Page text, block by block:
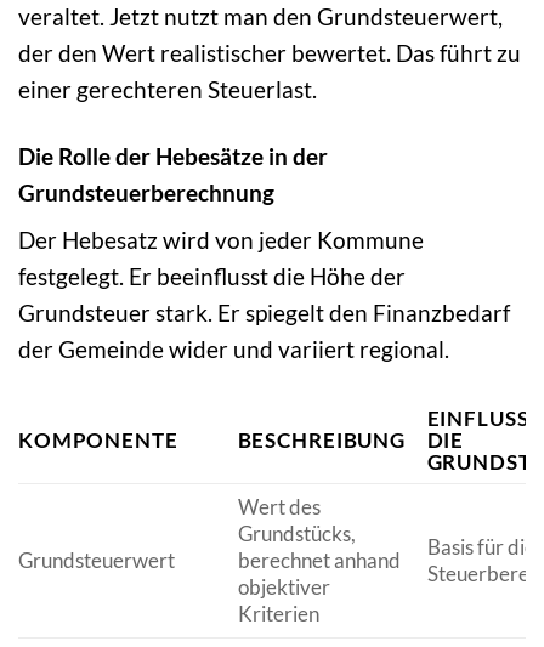
veraltet. Jetzt nutzt man den Grundsteuerwert,
der den Wert realistischer bewertet. Das führt zu
einer gerechteren Steuerlast.
Die Rolle der Hebesätze in der
Grundsteuerberechnung
Der Hebesatz wird von jeder Kommune
festgelegt. Er beeinflusst die Höhe der
Grundsteuer stark. Er spiegelt den Finanzbedarf
der Gemeinde wider und variiert regional.
KOMPONENTE BESCHREIBUNG
EINFLUSS
DIE
Grundsteuerwert
Wert des
Grundstücks,
berechnet anhand
objektiver
Kriterien
Basis für die